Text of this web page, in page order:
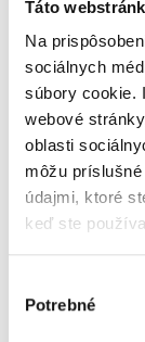
Táto
Na
sociálnych
súbory cookie.
webové
oblasti
môžu
údajmi, ktoré
keď ste
súhlasu
Potrebné
ochrany
zákonom